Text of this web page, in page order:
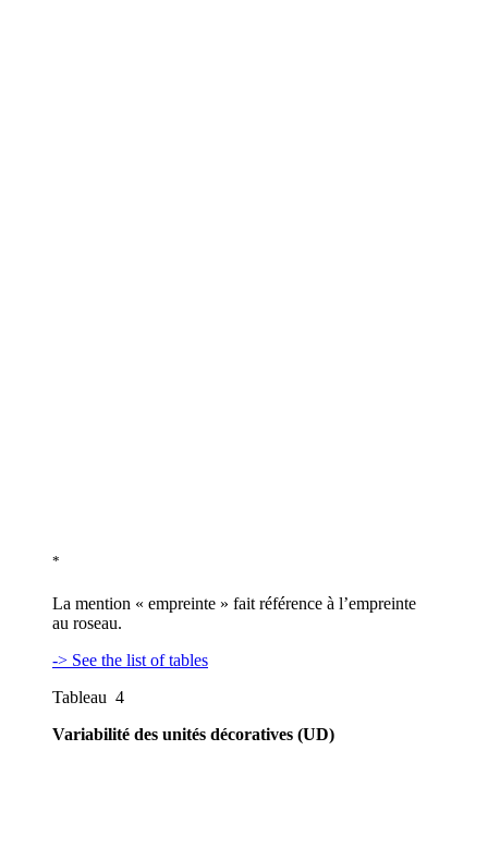
*
La mention « empreinte » fait référence à l’empreinte
au roseau.
-> See the list of tables
Tableau 4
Variabilité des unités décoratives (UD)